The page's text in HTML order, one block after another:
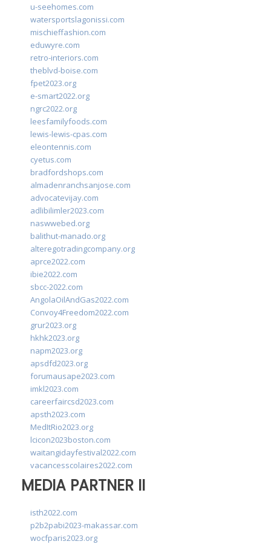
u-seehomes.com
watersportslagonissi.com
mischieffashion.com
eduwyre.com
retro-interiors.com
theblvd-boise.com
fpet2023.org
e-smart2022.org
ngrc2022.org
leesfamilyfoods.com
lewis-lewis-cpas.com
eleontennis.com
cyetus.com
bradfordshops.com
almadenranchsanjose.com
advocatevijay.com
adlibilimler2023.com
naswwebed.org
balithut-manado.org
alteregotradingcompany.org
aprce2022.com
ibie2022.com
sbcc-2022.com
AngolaOilAndGas2022.com
Convoy4Freedom2022.com
grur2023.org
hkhk2023.org
napm2023.org
apsdfd2023.org
forumausape2023.com
imkl2023.com
careerfaircsd2023.com
apsth2023.com
MedItRio2023.org
lcicon2023boston.com
waitangidayfestival2022.com
vacancesscolaires2022.com
MEDIA PARTNER II
isth2022.com
p2b2pabi2023-makassar.com
wocfparis2023.org